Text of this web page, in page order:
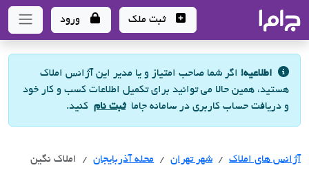
- سامانه جامع املاک و مشاورین املاک
ثبت ملک ورود
اطلاعیه! اگر شما صاحب امتیاز و یا مدیر این آژانس املاک
هستید، همین حالا می توانید برای تکمیل اطلاعات کسب و کار خود
و دریافت حساب کاربری در سامانه جاماثبت نام کنید.
آژانس های املاک آژانس های املاک
شهر تهران آژانس های املاک
محله آذربایجان املاک نگین